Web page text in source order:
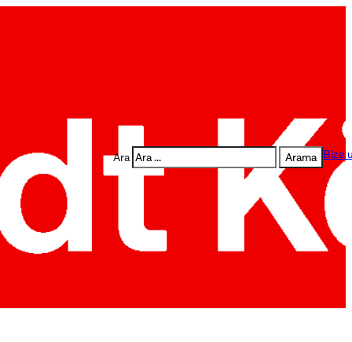
Ara Arama Bize